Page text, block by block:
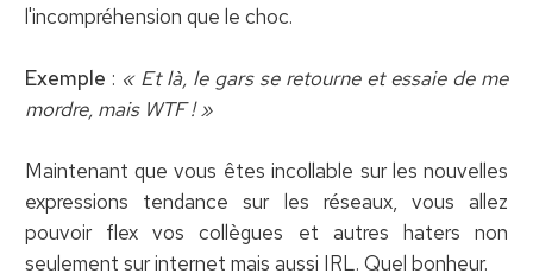
l'incompréhension que le choc.
Exemple : « Et là, le gars se retourne et essaie de me
mordre, mais WTF ! »
Maintenant que vous êtes incollable sur les nouvelles
expressions tendance sur les réseaux, vous allez
pouvoir flex vos collègues et autres haters non
seulement sur internet mais aussi IRL. Quel bonheur.